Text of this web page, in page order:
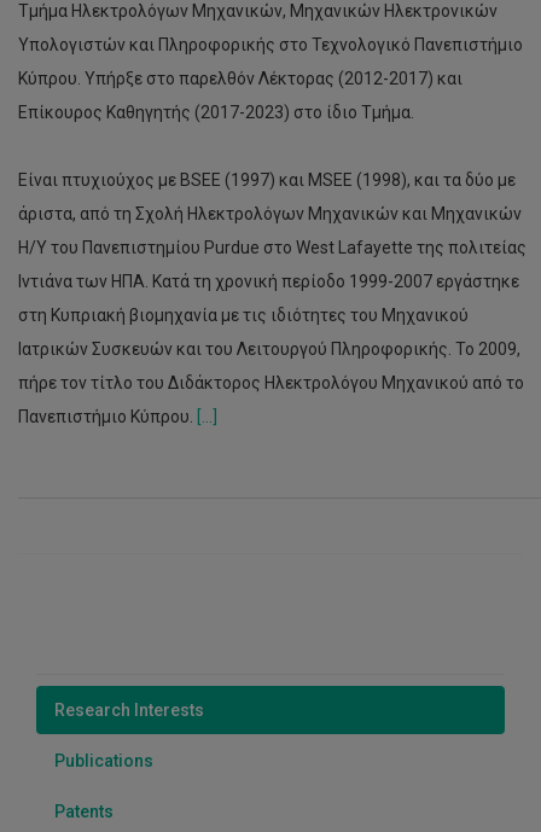
Τμήμα Ηλεκτρολόγων Μηχανικών, Μηχανικών Ηλεκτρονικών
Υπολογιστών και Πληροφορικής στο Τεχνολογικό Πανεπιστήμιο
Κύπρου. Υπήρξε στο παρελθόν Λέκτορας (2012-2017) και
Επίκουρος Καθηγητής (2017-2023) στο ίδιο Τμήμα.
Είναι πτυχιούχος με BSEE (1997) και MSEE (1998), και τα δύο με
άριστα, από τη Σχολή Ηλεκτρολόγων Μηχανικών και Μηχανικών
Η/Υ του Πανεπιστημίου Purdue στο West Lafayette της πολιτείας
Ιντιάνα των ΗΠΑ. Κατά τη χρονική περίοδο 1999-2007 εργάστηκε
στη Κυπριακή βιομηχανία με τις ιδιότητες του Μηχανικού
Ιατρικών Συσκευών και του Λειτουργού Πληροφορικής. Το 2009,
πήρε τον τίτλο του Διδάκτορος Ηλεκτρολόγου Μηχανικού από το
Πανεπιστήμιο Κύπρου.
Research Interests
Publications
Patents